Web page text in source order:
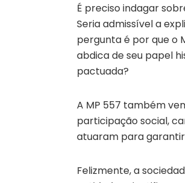
É preciso indagar
Seria admissível a
pergunta é por que o
abdica de seu papel
pactuada?
A MP 557 também
participação social,
atuaram para
Felizmente, a